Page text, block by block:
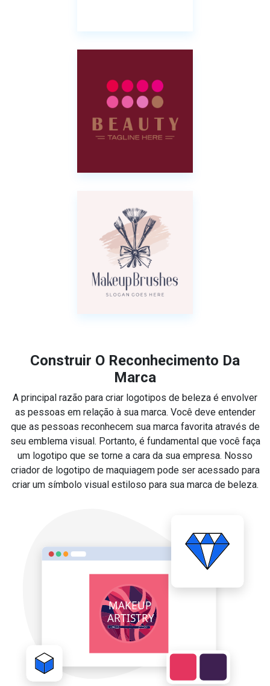
Construir O Reconhecimento Da
Marca
A principal razão para criar logotipos de beleza é envolver
as pessoas em relação à sua marca. Você deve entender
que as pessoas reconhecem sua marca favorita através de
seu emblema visual. Portanto, é fundamental que você faça
um logotipo que se torne a cara da sua empresa. Nosso
criador de logotipo de maquiagem pode ser acessado para
criar um símbolo visual estiloso para sua marca de beleza.